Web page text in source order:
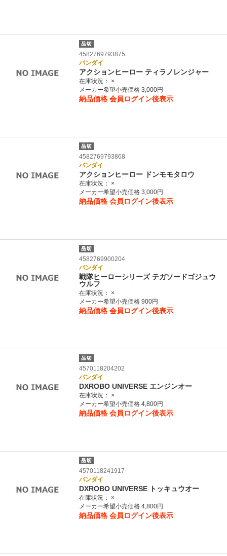
4582769793875
バンダイ
アクションヒーロー ティラノレンジャー
在庫状況：
×
メーカー希望小売価格 3,000円
納品価格 会員ログイン後表示
4582769793868
バンダイ
アクションヒーロー ドンモモタロウ
在庫状況：
×
メーカー希望小売価格 3,000円
納品価格 会員ログイン後表示
4582769900204
バンダイ
戦隊ヒーローシリーズ テガソードゴジュウ
ウルフ
在庫状況：
×
メーカー希望小売価格 900円
納品価格 会員ログイン後表示
4570118204202
バンダイ
DXROBO UNIVERSE エンジンオー
在庫状況：
×
メーカー希望小売価格 4,800円
納品価格 会員ログイン後表示
4570118241917
バンダイ
DXROBO UNIVERSE トッキュウオー
在庫状況：
×
メーカー希望小売価格 4,800円
納品価格 会員ログイン後表示